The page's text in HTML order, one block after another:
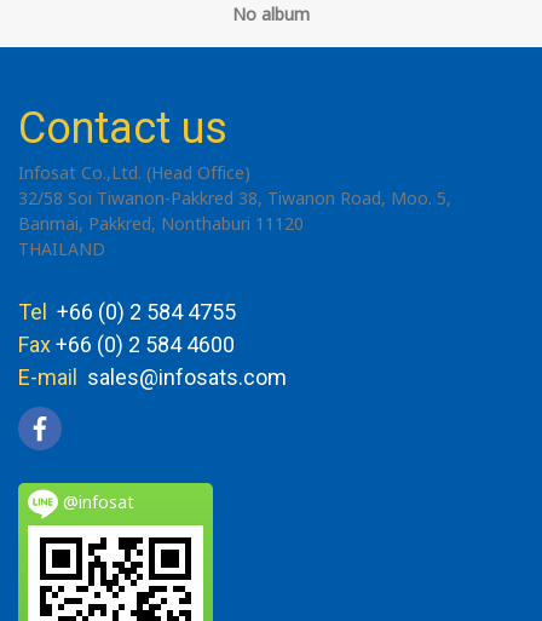
No album
Contact us
Infosat Co.,Ltd. (Head Office)
32/58 Soi Tiwanon-Pakkred 38, Tiwanon Road, Moo. 5,
Banmai, Pakkred, Nonthaburi 11120
THAILAND
Tel
+66 (0) 2 584 4755
Fax+66 (0) 2 584 4600
E-mail sales@infosats.com
@infosat